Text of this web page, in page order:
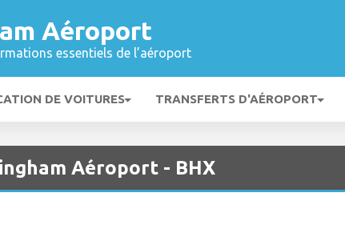
Aéroport
essentiels de l’aéroport
DE VOITURES TRANSFERTS D'AÉROPORT
Aéroport - BHX